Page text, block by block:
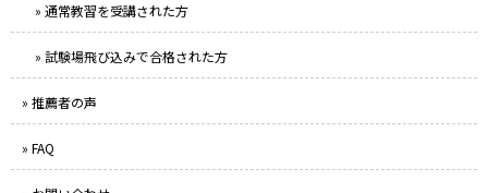
» 通常教習を受講された方
» 試験場飛び込みで合格された方
» 推薦者の声
» FAQ